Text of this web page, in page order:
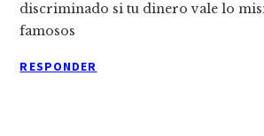
discriminado si tu dinero vale lo
famosos
RESPONDER